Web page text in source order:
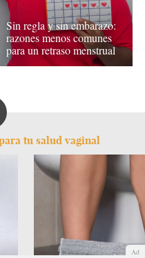
Sin regla y sin embarazo:
razones menos comunes
para un retraso menstrual
tu salud vaginal
Ad